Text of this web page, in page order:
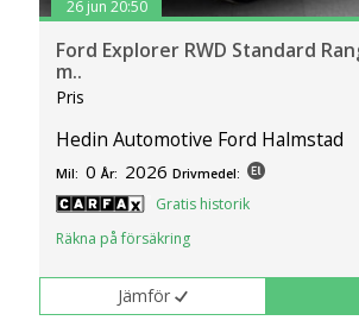
26 jun 20:50
Ford Explorer RWD Standard
m..
Pris
Hedin Automotive Ford Halmstad
Mil: 0 År: 2026 Drivmedel:
Gratis historik
Räkna på försäkring
Jämför